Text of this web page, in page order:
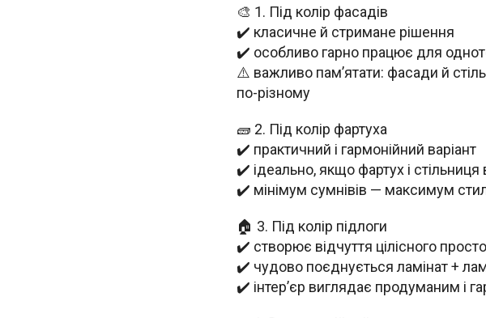
🎨 1. Під колір фасадів
✔️ класичне й стримане рішення
✔️ особливо гарно працює для
⚠️ важливо пам’ятати: фасади й
по-різному
🧱 2. Під колір фартуха
✔️ практичний і гармонійний варіант
✔️ ідеально, якщо фартух і
✔️ мінімум сумнівів — максимум
🏠 3. Під колір підлоги
✔️ створює відчуття цілісного
✔️ чудово поєднується ламінат +
✔️ інтер’єр виглядає продуманим і